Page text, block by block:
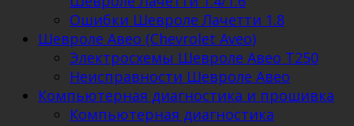
Ошибки Шевроле Лачетти 1.8
Шевроле Авео (Chevrolet Aveo)
Электросхемы Шевроле Авео Т250
Неисправности Шевроле Авео
Компьютерная диагностика и прошивка
Компьютерная диагностика